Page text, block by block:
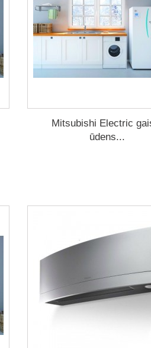
Mitsubishi Electric
ūdens...